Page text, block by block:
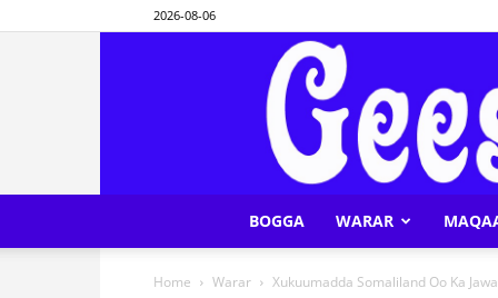
2026-08-06
BOGGA WARAR
Home Warar Xukuumadda Somaliland Oo Ka